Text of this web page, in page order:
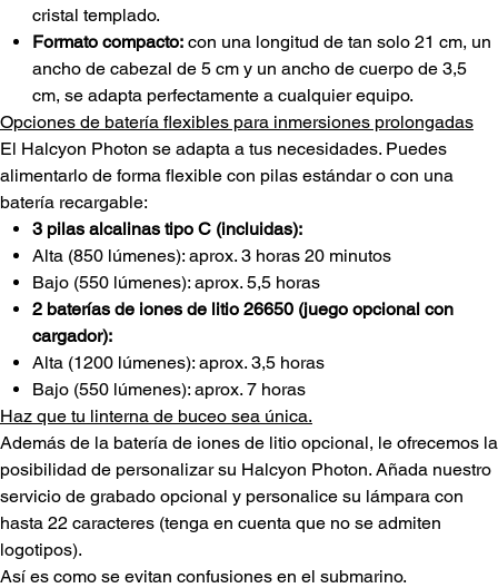
cristal templado.
Formato compacto:con una longitud de tan solo 21 cm, un
ancho de cabezal de 5 cm y un ancho de cuerpo de 3,5
cm, se adapta perfectamente a cualquier equipo.
Opciones de batería flexibles para inmersiones prolongadas
El Halcyon Photon se adapta a tus necesidades. Puedes
alimentarlo de forma flexible con pilas estándar o con una
batería recargable:
3 pilas alcalinas tipo C (incluidas):
Alta (850 lúmenes): aprox. 3 horas 20 minutos
Bajo (550 lúmenes): aprox. 5,5 horas
2 baterías de iones de litio 26650 (juego opcional con
cargador):
Alta (1200 lúmenes): aprox. 3,5 horas
Bajo (550 lúmenes): aprox. 7 horas
Haz que tu linterna de buceo sea única.
Además de la batería de iones de litio opcional, le ofrecemos la
posibilidad de personalizar su Halcyon Photon. Añada nuestro
servicio de grabado opcional y personalice su lámpara con
hasta 22 caracteres (tenga en cuenta que no se admiten
logotipos).
Así es como se evitan confusiones en el submarino.